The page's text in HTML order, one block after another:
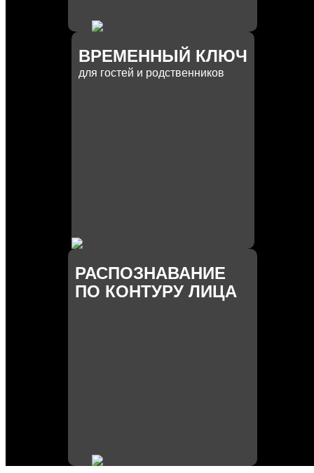
ВРЕМЕННЫЙ КЛЮЧ
для гостей и родственников
РАСПОЗНАВАНИЕ
ПО КОНТУРУ ЛИЦА